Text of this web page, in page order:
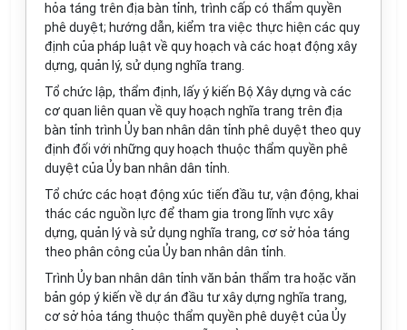
hỏa táng trên địa bàn tỉnh, trình cấp có thẩm quyền
phê duyệt; hướng dẫn, kiểm tra việc thực hiện các quy
định của pháp luật về quy hoạch và các hoạt động xây
dựng, quản lý, sử dụng nghĩa trang.
Tổ chức lập, thẩm định, lấy ý kiến Bộ Xây dựng và các
cơ quan liên quan về quy hoạch nghĩa trang trên địa
bàn tỉnh trình Ủy ban nhân dân tỉnh phê duyệt theo quy
định đối với những quy hoạch thuộc thẩm quyền phê
duyệt của Ủy ban nhân dân tỉnh.
Tổ chức các hoạt động xúc tiến đầu tư, vận động, khai
thác các nguồn lực để tham gia trong lĩnh vực xây
dựng, quản lý và sử dụng nghĩa trang, cơ sở hỏa táng
theo phân công của Ủy ban nhân dân tỉnh.
Trình Ủy ban nhân dân tỉnh văn bản thẩm tra hoặc văn
bản góp ý kiến về dự án đầu tư xây dựng nghĩa trang,
cơ sở hỏa táng thuộc thẩm quyền phê duyệt của Ủy